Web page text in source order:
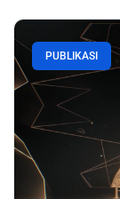
PUBLIKASI